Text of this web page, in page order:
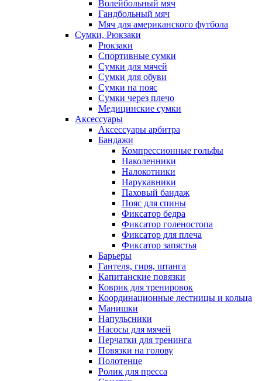
Волейбольный мяч
Гандбольный мяч
Мяч для американского футбола
Сумки, Рюкзаки
Рюкзаки
Спортивные сумки
Сумки для мячей
Сумки для обуви
Сумки на пояс
Сумки через плечо
Медицинские сумки
Аксессуары
Аксессуары арбитра
Бандажи
Компрессионные гольфы
Наколенники
Налокотники
Нарукавники
Паховый бандаж
Пояс для спины
Фиксатор бедра
Фиксатор голеностопа
Фиксатор для плеча
Фиксатор запястья
Барьеры
Гантеля, гиря, штанга
Капитанские повязки
Коврик для тренировок
Координационные лестницы и кольца
Манишки
Напульсники
Насосы для мячей
Перчатки для тренинга
Повязки на голову
Полотенце
Ролик для пресса